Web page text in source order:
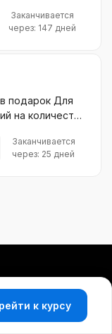
к курсу
Заканчивается
через: 147 дней
подарок Для
на количество
скидки.
Заканчивается
через: 25 дней